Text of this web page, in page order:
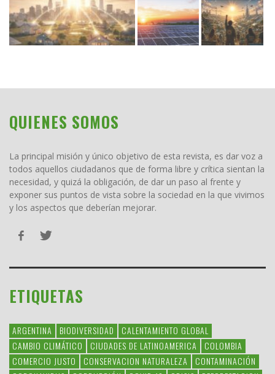
QUIENES SOMOS
La principal misión y único objetivo de esta revista, es dar voz a
todos aquellos ciudadanos que de forma libre y crítica sientan la
necesidad, y quizá la obligación, de dar un paso al frente y
exponer sus puntos de vista sobre la sociedad en la que vivimos
y los aspectos que deberían mejorar.
ETIQUETAS
ARGENTINA BIODIVERSIDAD
CALENTAMIENTO GLOBAL
CAMBIO CLIMÁTICO
CIUDADES DE LATINOAMERICA
COLOMBIA
COMERCIO JUSTO
CONSERVACION NATURALEZA
CONTAMINACIÓN